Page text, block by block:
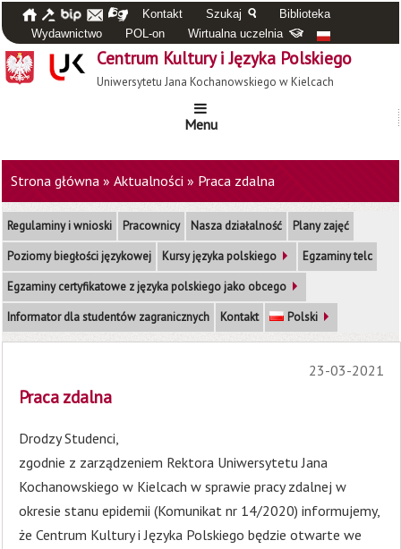
Kontakt Szukaj
Biblioteka
Wydawnictwo
POL-on Wirtualna uczelnia
Centrum Kultury i Języka Polskiego
Uniwersytetu Jana Kochanowskiego w Kielcach
Menu
Strona główna » Aktualności » Praca zdalna
Regulaminy i wnioski Pracownicy Nasza działalność
Plany zajęć
Poziomy biegłości językowej
Kursy języka polskiego
Egzaminy telc
Egzaminy certyfikatowe z języka polskiego jako obcego
Informator dla studentów zagranicznych
Kontakt Polski
23-03-2021
Praca zdalna
Drodzy Studenci,
zgodnie z zarządzeniem Rektora Uniwersytetu Jana
Kochanowskiego w Kielcach w sprawie pracy zdalnej w
okresie stanu epidemii (Komunikat nr 14/2020) informujemy,
że Centrum Kultury i Języka Polskiego będzie otwarte we